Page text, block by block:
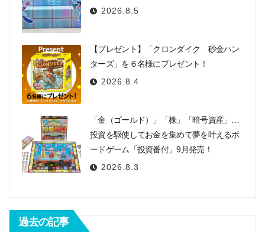
2026.8.5
【プレゼント】「クロンダイク 砂金ハン
ターズ」を６名様にプレゼント！
2026.8.4
「金（ゴールド）」「株」「暗号資産」…
投資を駆使してお金を集めて夢を叶えるボ
ードゲーム「投資番付」9月発売！
2026.8.3
過去の記事